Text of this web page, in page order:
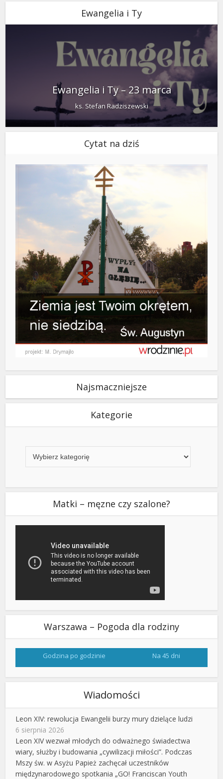
Ewangelia i Ty
Ewangelia i Ty – 23 marca
ks. Stefan Radziszewski
Cytat na dziś
Najsmaczniejsze
Kategorie
Matki – męzne czy szalone?
Warszawa – Pogoda dla rodziny
Godzina po godzinie Na 45 dni
Wiadomości
Leon XIV: rewolucja Ewangelii burzy mury dzielące ludzi
6 sierpnia 2026
Leon XIV wezwał młodych do odważnego świadectwa
wiary, służby i budowania „cywilizacji miłości”. Podczas
Mszy św. w Asyżu Papież zachęcał uczestników
międzynarodowego spotkania „GO! Franciscan Youth